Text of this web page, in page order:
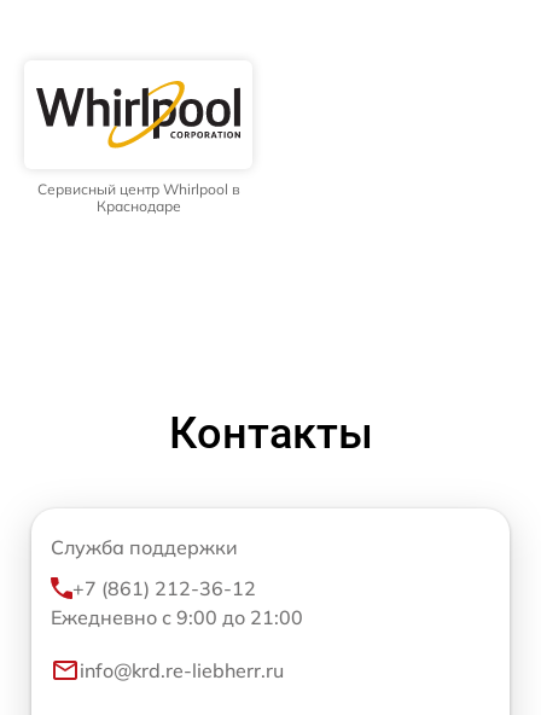
Сервисный центр Whirlpool в
Краснодаре
Контакты
Служба поддержки
+7 (861) 212-36-12
Ежедневно с 9:00 до 21:00
info@krd.re-liebherr.ru